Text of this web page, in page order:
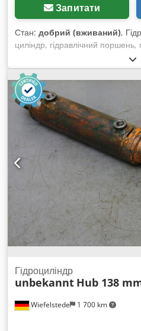
Запитати
Стан: добрий (вживаний),
циліндр, гідравлічний
Діаметр поршня: приблизно
32 мм - Хід поршня: 148 мм -
43 мм - Кріплення циліндра: Ø
Dedpsd Erv Hjfx Ahyswa - Ціна:
розміри: 600/135/H135 мм -
Wiefelstede 1 700 km
Гідроциліндр
unbekannt Hub 138